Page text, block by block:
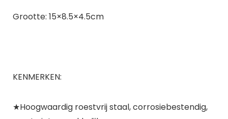
Grootte: 15×8.5×4.5cm
KENMERKEN:
★Hoogwaardig roestvrij staal, corrosiebestendig,